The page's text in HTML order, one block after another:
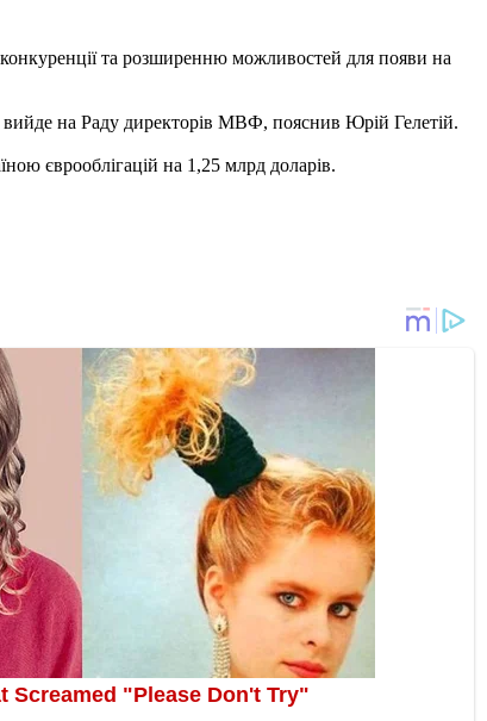
конкуренції та розширенню можливостей для появи на
вийде на Раду директорів МВФ, пояснив Юрій Гелетій.
єврооблігацій на 1,25 млрд доларів.